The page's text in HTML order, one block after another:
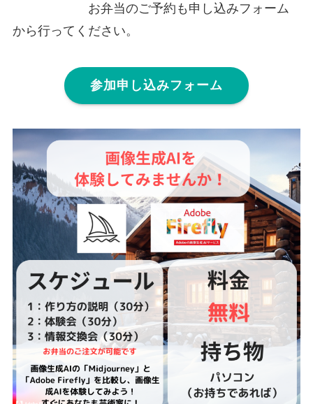
お弁当のご予約も申し込みフォーム
から行ってください。
参加申し込みフォーム